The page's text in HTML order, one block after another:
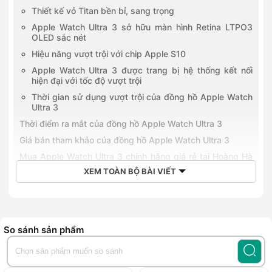
Thiết kế vỏ Titan bền bỉ, sang trọng
Apple Watch Ultra 3 sở hữu màn hình Retina LTPO3
OLED sắc nét
Hiệu năng vượt trội với chip Apple S10
Apple Watch Ultra 3 được trang bị hệ thống kết nối
hiện đại với tốc độ vượt trội
Thời gian sử dụng vượt trội của đồng hồ Apple Watch
Ultra 3
Thời điểm ra mắt của đồng hồ Apple Watch Ultra 3
Giá bán tham khảo của đồng hồ Apple Watch Ultra 3
Mua Apple Watch Ultra 3 chính hãng giá rẻ tại Hoàng Hà
trang bị màn hình
, mang lại khả năng hiển
thị sắc nét, rõ ràng ngay cả dưới ánh nắng gắt. Về hiệu năng,
Ultra 3 sử dụng chipApple S10dung lượng64GB, mang đến
XEM TOÀN BỘ BÀI VIẾT
So sánh sản phẩm